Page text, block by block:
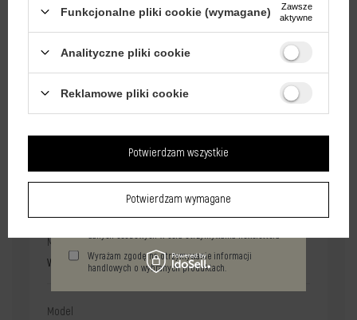
Marka
Wozinsky
Model
Odbierz rabat na
10%
Za zapis do naszego newslettera!
Zapisz się do newslettera i otrzymaj kod rabatowy na
następne zakupy, który zrealizujesz w koszyku!
danych osobowych w celu otrzymywania newslettera
Wyrażam zgodę na otrzymywanie informacji
handlowych o wybranych produktach.
Funkcjonalne pliki cookie (wymagane)
Zawsze
aktywne
Analityczne pliki cookie
Reklamowe pliki cookie
Potwierdzam wymagane
Potwierdzam wszystkie